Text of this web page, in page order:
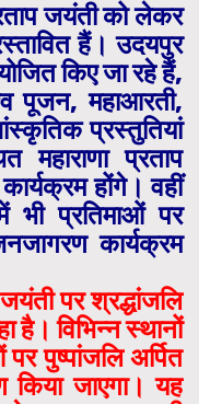
जयंती को लेकर
हैं। उदयपुर
किए जा रहे हैं,
पूजन, महाआरती,
प्रस्तुतियां
महाराणा प्रताप
होंगे। वहीं
भी प्रतिमाओं पर
कार्यक्रम
पर श्रद्धांजलि
है। विभिन्न स्थानों
पुष्पांजलि अर्पित
जाएगा। यह